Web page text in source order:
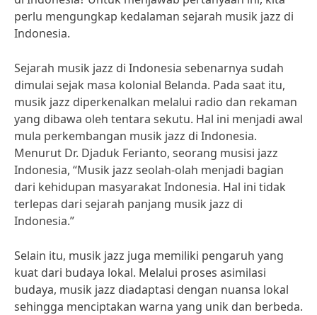
perlu mengungkap kedalaman sejarah musik jazz di
Indonesia.
Sejarah musik jazz di Indonesia sebenarnya sudah
dimulai sejak masa kolonial Belanda. Pada saat itu,
musik jazz diperkenalkan melalui radio dan rekaman
yang dibawa oleh tentara sekutu. Hal ini menjadi awal
mula perkembangan musik jazz di Indonesia.
Menurut Dr. Djaduk Ferianto, seorang musisi jazz
Indonesia, “Musik jazz seolah-olah menjadi bagian
dari kehidupan masyarakat Indonesia. Hal ini tidak
terlepas dari sejarah panjang musik jazz di
Indonesia.”
Selain itu, musik jazz juga memiliki pengaruh yang
kuat dari budaya lokal. Melalui proses asimilasi
budaya, musik jazz diadaptasi dengan nuansa lokal
sehingga menciptakan warna yang unik dan berbeda.